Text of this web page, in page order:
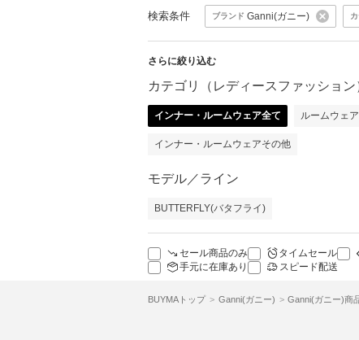
検索条件 ブランド Ganni(ガニー)
さらに絞り込む
カテゴリ（レディースファッション
インナー・ルームウェア全て ルームウェ
インナー・ルームウェアその他
モデル／ライン
BUTTERFLY(バタフライ)
セール商品のみ タイムセール
手元に在庫あり
スピード配送
BUYMAトップ Ganni(ガニー) Ganni(ガニー)商